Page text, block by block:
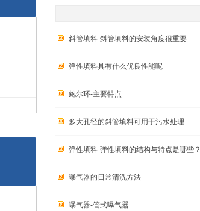
斜管填料-斜管填料的安装角度很重要
弹性填料具有什么优良性能呢
鲍尔环-主要特点
多大孔径的斜管填料可用于污水处理
弹性填料-弹性填料的结构与特点是哪些？
曝气器的日常清洗方法
曝气器-管式曝气器